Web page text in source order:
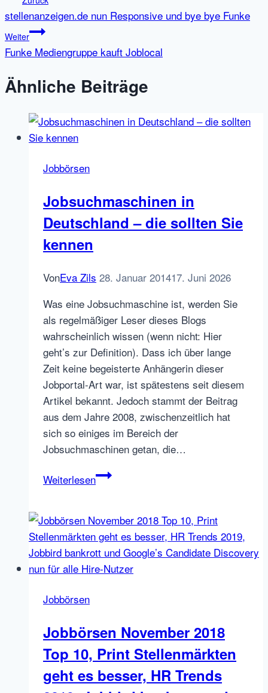
stellenanzeigen.de nun Responsive und bye bye Funke
Weiter
Funke Mediengruppe kauft Joblocal
Ähnliche Beiträge
Jobbörsen
Jobsuchmaschinen in
Deutschland – die sollten Sie
kennen
VonEva Zils 28. Januar 201417. Juni 2026
Was eine Jobsuchmaschine ist, werden Sie
als regelmäßiger Leser dieses Blogs
wahrscheinlich wissen (wenn nicht: Hier
geht’s zur Definition). Dass ich über lange
Zeit keine begeisterte Anhängerin dieser
Jobportal-Art war, ist spätestens seit diesem
Artikel bekannt. Jedoch stammt der Beitrag
aus dem Jahre 2008, zwischenzeitlich hat
sich so einiges im Bereich der
Jobsuchmaschinen getan, die…
WeiterlesenJobsuchmaschinen
–
die
sollten
Sie
Jobbörsen
Jobbörsen November 2018
Top 10, Print Stellenmärkten
geht es besser, HR Trends